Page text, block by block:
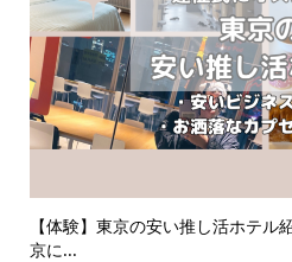
【体験】東京の安い推し活ホテル
京に...